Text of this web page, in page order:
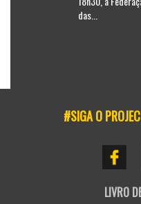
das...
#SIGA O
LIVRO